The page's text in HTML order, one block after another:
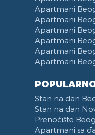
Apartmani
Apartmani
Apartmani
Apartmani
Apartmani
Apartmani
Stan na dan
Stan na dan
Prenoćište
Apartmani sa